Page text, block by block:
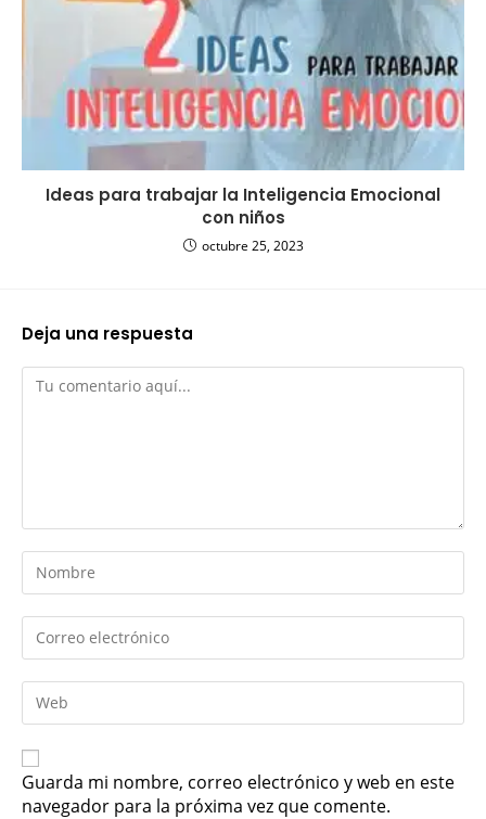
Ideas para trabajar la Inteligencia Emocional
con niños
octubre 25, 2023
Deja una respuesta
Guarda mi nombre, correo electrónico y web en este
navegador para la próxima vez que comente.